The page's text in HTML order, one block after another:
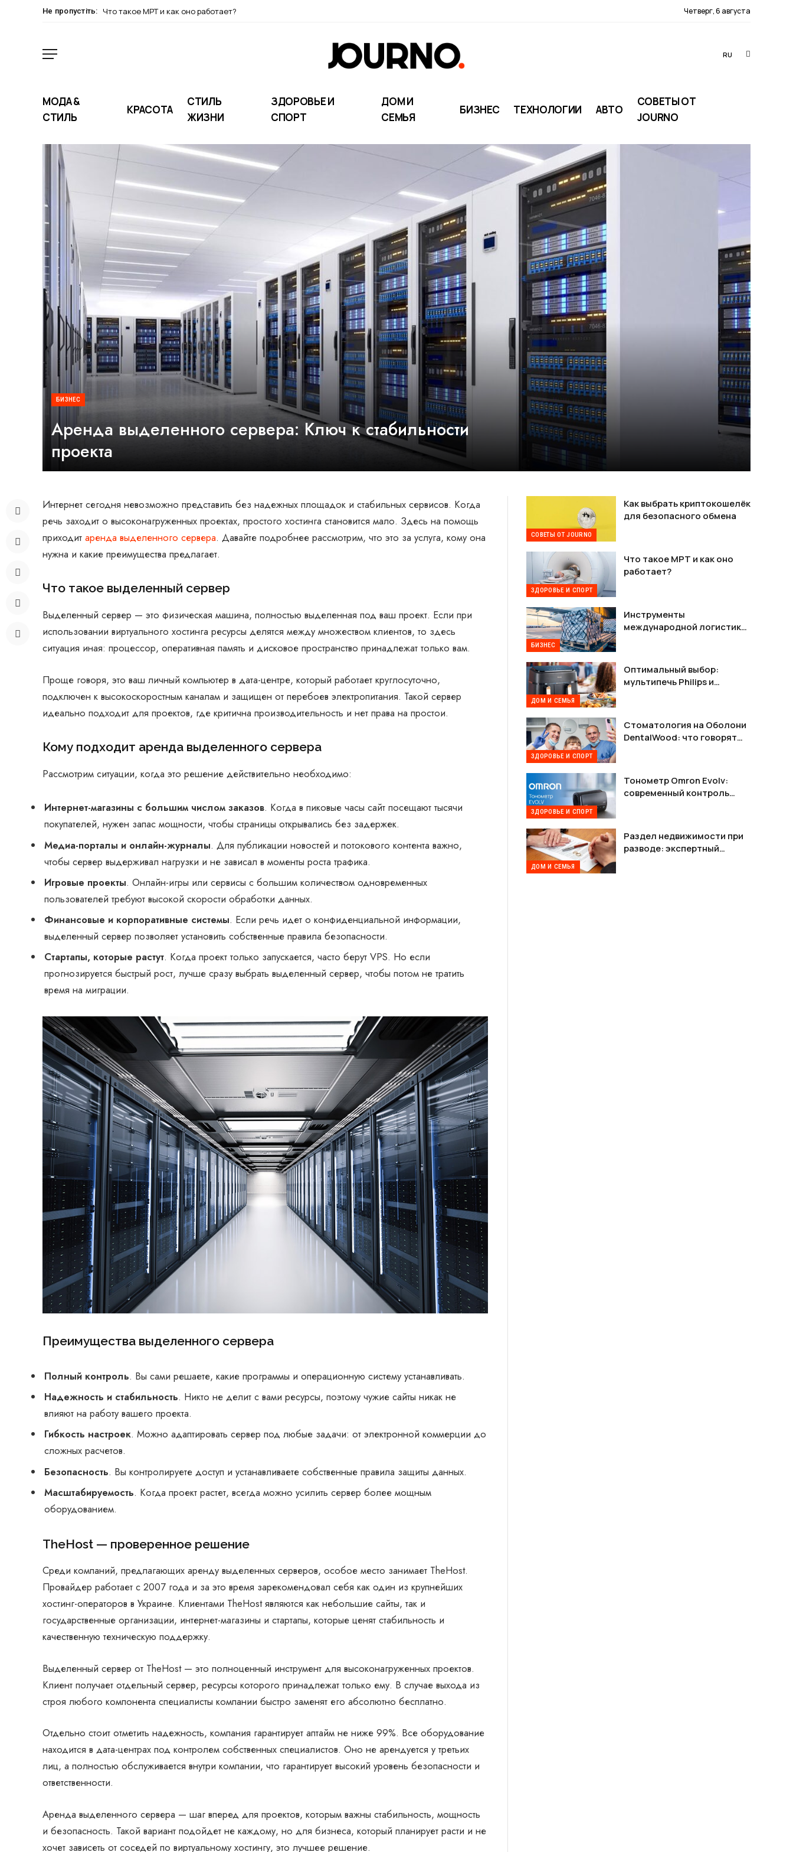
Не пропустіть: Что такое МРТ и как оно работает? Четверг, 6 августа
RU
МОДА &
СТИЛЬ
КРАСОТА
СТИЛЬ
ЖИЗНИ
ЗДОРОВЬЕ И
СПОРТ
ДОМ И
СЕМЬЯ
БИЗНЕС ТЕХНОЛОГИИ АВТО
СОВЕТЫ ОТ
JOURNO
БИЗНЕС
Аренда выделенного сервера: Ключ к стабильности
проекта
Интернет сегодня невозможно представить без надежных площадок и стабильных сервисов. Когда
речь заходит о высоконагруженных проектах, простого хостинга становится мало. Здесь на помощь
приходит аренда выделенного сервера. Давайте подробнее рассмотрим, что это за услуга, кому она
нужна и какие преимущества предлагает.
Что такое выделенный сервер
Выделенный сервер — это физическая машина, полностью выделенная под ваш проект. Если при
использовании виртуального хостинга ресурсы делятся между множеством клиентов, то здесь
ситуация иная: процессор, оперативная память и дисковое пространство принадлежат только вам.
Проще говоря, это ваш личный компьютер в дата-центре, который работает круглосуточно,
подключен к высокоскоростным каналам и защищен от перебоев электропитания. Такой сервер
идеально подходит для проектов, где критична производительность и нет права на простои.
Кому подходит аренда выделенного сервера
Рассмотрим ситуации, когда это решение действительно необходимо:
Интернет-магазины с большим числом заказов. Когда в пиковые часы сайт посещают тысячи
покупателей, нужен запас мощности, чтобы страницы открывались без задержек.
Медиа-порталы и онлайн-журналы. Для публикации новостей и потокового контента важно,
чтобы сервер выдерживал нагрузки и не зависал в моменты роста трафика.
Игровые проекты. Онлайн-игры или сервисы с большим количеством одновременных
пользователей требуют высокой скорости обработки данных.
Финансовые и корпоративные системы. Если речь идет о конфиденциальной информации,
выделенный сервер позволяет установить собственные правила безопасности.
Стартапы, которые растут. Когда проект только запускается, часто берут VPS. Но если
прогнозируется быстрый рост, лучше сразу выбрать выделенный сервер, чтобы потом не тратить
время на миграции.
Преимущества выделенного сервера
Полный контроль. Вы сами решаете, какие программы и операционную систему устанавливать.
Надежность и стабильность. Никто не делит с вами ресурсы, поэтому чужие сайты никак не
влияют на работу вашего проекта.
Гибкость настроек. Можно адаптировать сервер под любые задачи: от электронной коммерции до
сложных расчетов.
Безопасность. Вы контролируете доступ и устанавливаете собственные правила защиты данных.
Масштабируемость. Когда проект растет, всегда можно усилить сервер более мощным
оборудованием.
TheHost — проверенное решение
Среди компаний, предлагающих аренду выделенных серверов, особое место занимает TheHost.
Провайдер работает с 2007 года и за это время зарекомендовал себя как один из крупнейших
хостинг-операторов в Украине. Клиентами TheHost являются как небольшие сайты, так и
государственные организации, интернет-магазины и стартапы, которые ценят стабильность и
качественную техническую поддержку.
Выделенный сервер от TheHost — это полноценный инструмент для высоконагруженных проектов.
Клиент получает отдельный сервер, ресурсы которого принадлежат только ему. В случае выхода из
строя любого компонента специалисты компании быстро заменят его абсолютно бесплатно.
Отдельно стоит отметить надежность, компания гарантирует аптайм не ниже 99%. Все оборудование
находится в дата-центрах под контролем собственных специалистов. Оно не арендуется у третьих
лиц, а полностью обслуживается внутри компании, что гарантирует высокий уровень безопасности и
ответственности.
Аренда выделенного сервера — шаг вперед для проектов, которым важны стабильность, мощность
и безопасность. Такой вариант подойдет не каждому, но для бизнеса, который планирует расти и не
хочет зависеть от соседей по виртуальному хостингу, это лучшее решение.
СОВЕТЫ ОТ JOURNO
Как выбрать криптокошелёк
для безопасного обмена
ЗДОРОВЬЕ И СПОРТ
Что такое МРТ и как оно
работает?
БИЗНЕС
Инструменты
международной логистики
США
ДОМ И СЕМЬЯ
Оптимальный выбор:
мультипечь Philips и
ЗДОРОВЬЕ И СПОРТ
Стоматология на Оболони
DentalWood: что говорят
ЗДОРОВЬЕ И СПОРТ
Тонометр Omron Evolv:
современный контроль
ДОМ И СЕМЬЯ
Раздел недвижимости при
разводе: экспертный